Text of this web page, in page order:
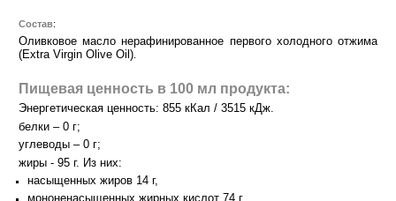
Состав:
Оливковое масло нерафинированное первого холодного отжима
(Extra Virgin Olive Oil)
Пищевая ценность в 100 мл продукта:
Энергетическая ценность: 855 кКал / 3515 кДж.
белки – 0 г;
углеводы – 0 г;
жиры - 95 г. Из них:
насыщенных жиров 14 г,
мононенасыщенных жирных кислот 74 г,